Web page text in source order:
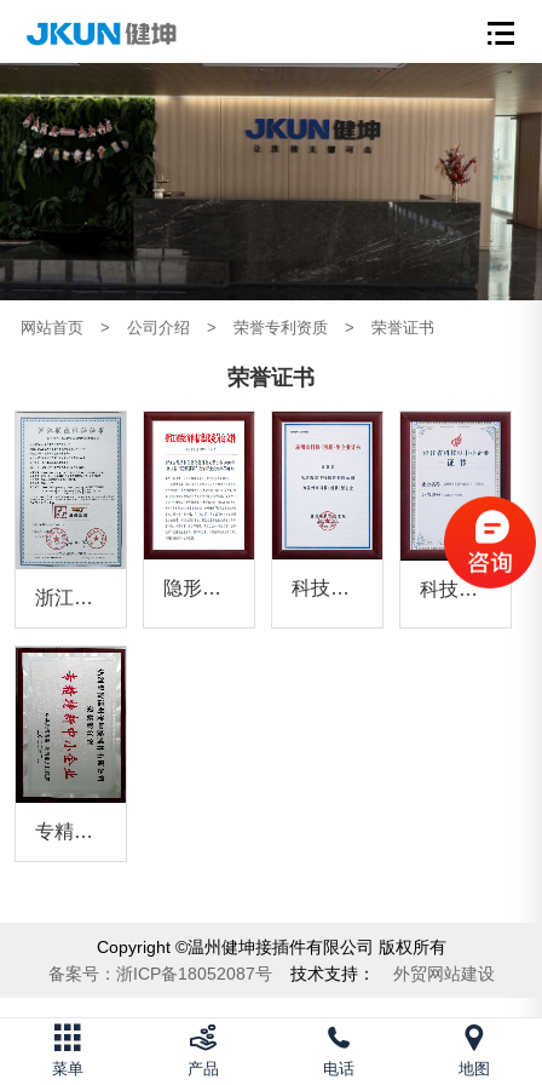
网站首页 > 公司介绍 > 荣誉专利资质 > 荣誉证书
荣誉证书
浙江制造认证证书 隐形冠军企业 科技（创新）型企业 科技型中小企业
专精特新中小企业
Copyright ©温州健坤接插件有限公司 版权所有
备案号： 浙ICP备18052087号 技术支持： 外贸网站建设
菜单 产品 电话 地图